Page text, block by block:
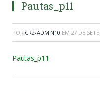
Pautas_p11
POR CR2-ADMIN10 EM 27 DE
Pautas_p11